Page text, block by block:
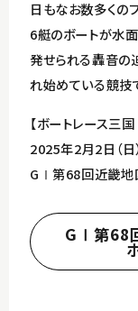
日もなお数多くの
6艇のボートが水
発せられる轟音の
れ始めている競技
【ボートレース三
2025年2月2日（日
GⅠ第68回近畿地
GⅠ第68